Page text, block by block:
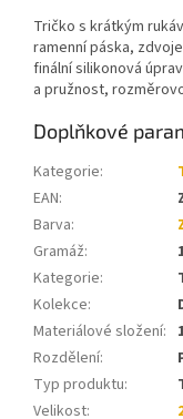
Tričko s krátkým
ramenní páska,
finální silikonová
a pružnost,
Doplňkové
Kategorie:
EAN:
Barva:
Gramáž:
Kategorie:
Kolekce:
Materiálové složení:
Rozdělení:
Typ produktu:
Velikost: